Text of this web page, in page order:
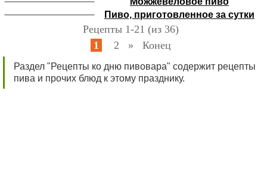
Пиво, приготовленное за сутки
Рецепты 1-21 (из 36)
1
2 » Конец
Раздел "Рецепты ко дню пивовара" содержит рецепты
пива и прочих блюд к этому празднику.